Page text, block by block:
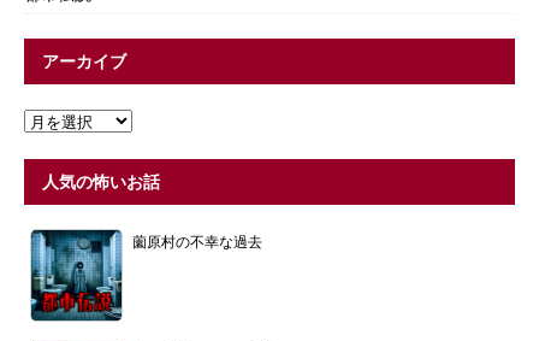
アーカイブ
人気の怖いお話
薗原村の不幸な過去